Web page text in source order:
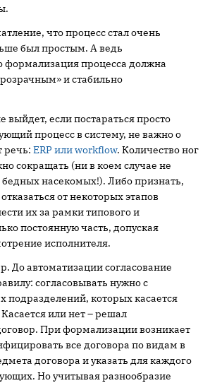
что процесс стал очень
был простым. А ведь
формализация процесса должна
и стабильно
выйдет, если постараться просто
процесс в систему, не важно о
речь: ERP или workflow. Количество ног
сокращать (ни в коем случае не
насекомых!). Либо признать,
от некоторых этапов
их за рамки типового и
постоянную часть, допуская
исполнителя.
До автоматизации согласование
согласовывать нужно с
подразделений, которых касается
или нет – решал
При формализации возникает
все договора по видам в
договора и указать для каждого
Но учитывая разнообразие